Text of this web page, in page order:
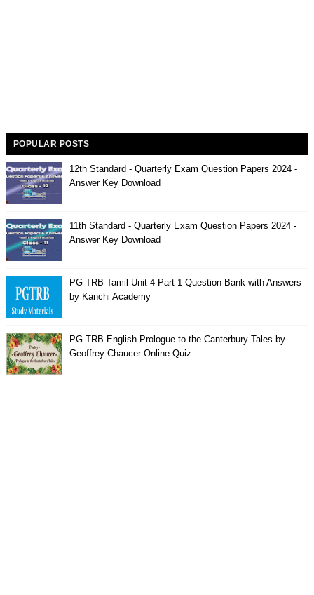
POPULAR POSTS
12th Standard - Quarterly Exam Question Papers 2024 -
Answer Key Download
11th Standard - Quarterly Exam Question Papers 2024 -
Answer Key Download
PG TRB Tamil Unit 4 Part 1 Question Bank with Answers
by Kanchi Academy
PG TRB English Prologue to the Canterbury Tales by
Geoffrey Chaucer Online Quiz